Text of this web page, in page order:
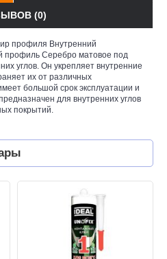
(0)
профиля Внутренний
профиль Серебро матовое под
углов. Он укрепляет внутренние
их от различных
большой срок эксплуатации и
для внутренних углов
покрытий.